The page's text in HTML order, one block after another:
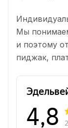
Мы
и поэтому
пиджак,